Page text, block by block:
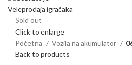
Sold out
Click to enlarge
Početna
Vozila na akumulator
Back to products